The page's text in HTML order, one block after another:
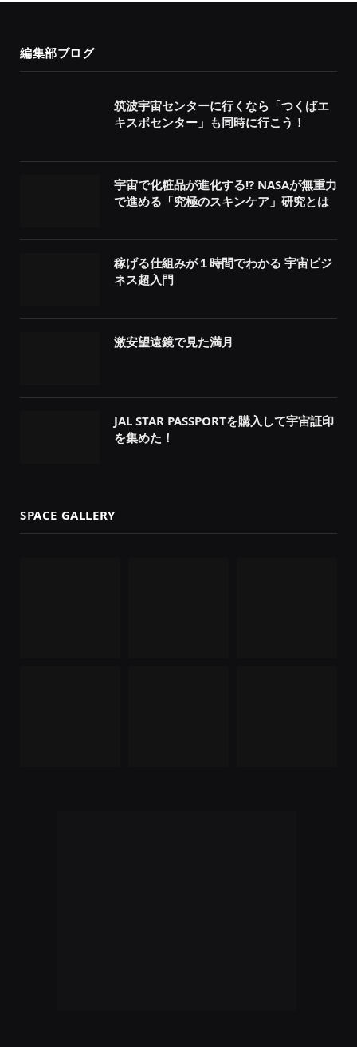
編集部ブログ
筑波宇宙センターに行くなら「つくばエ
キスポセンター」も同時に行こう！
宇宙で化粧品が進化する!? NASAが無重力
で進める「究極のスキンケア」研究とは
稼げる仕組みが１時間でわかる 宇宙ビジ
ネス超入門
激安望遠鏡で見た満月
JAL STAR PASSPORTを購入して宇宙証印
を集めた！
SPACE GALLERY